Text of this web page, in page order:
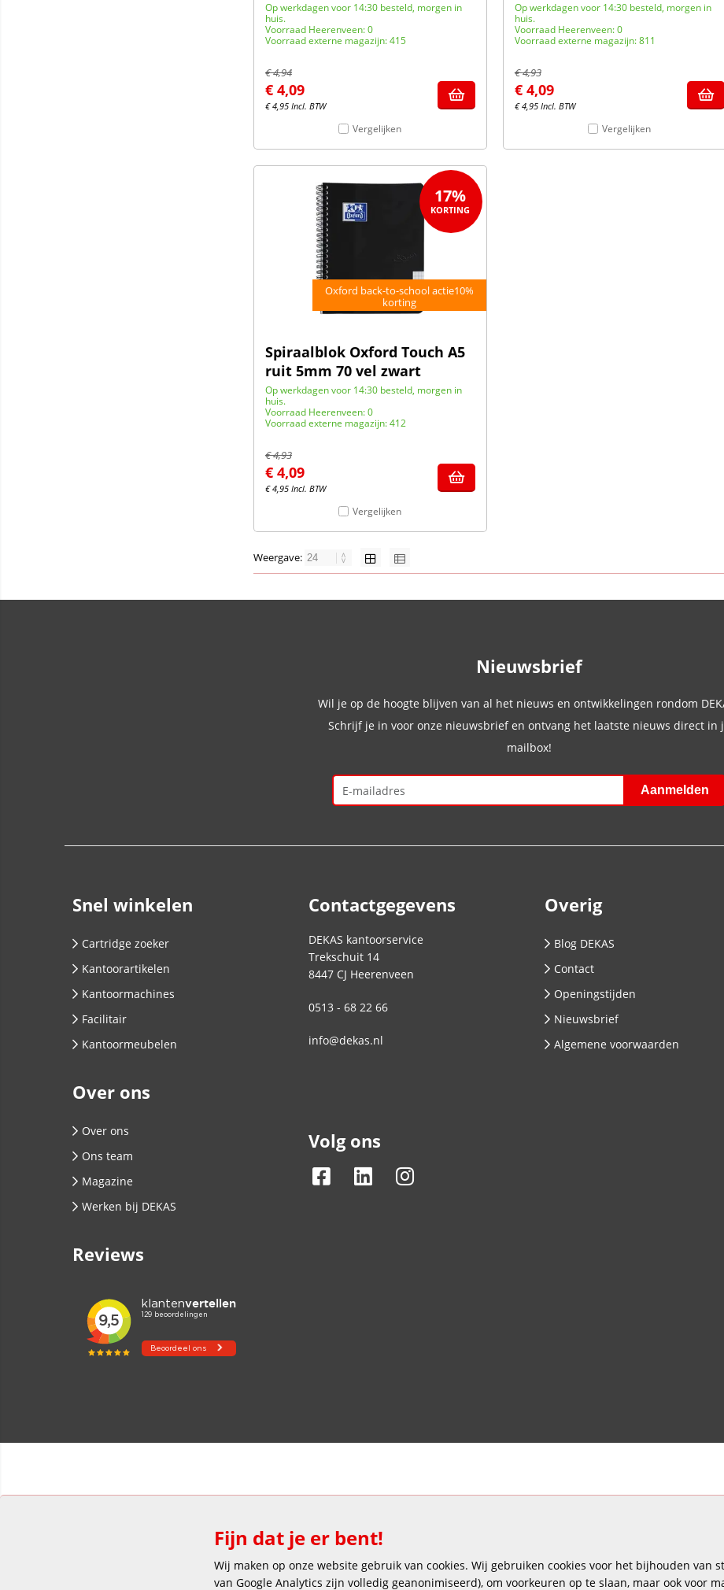
Op werkdagen voor 14:30 besteld, morgen in
huis.
Voorraad Heerenveen: 0
Voorraad externe magazijn: 415
€4,94
€ 4,09
€4,95 Incl. BTW
Vergelijken
Op werkdagen voor 14:30 besteld, morgen in
huis.
Voorraad Heerenveen: 0
Voorraad externe magazijn: 811
€4,93
€ 4,09
€4,95 Incl. BTW
Vergelijken
Oxford back-to-school actie10%
korting
Spiraalblok Oxford Touch A5
ruit 5mm 70 vel zwart
Op werkdagen voor 14:30 besteld, morgen in
huis.
Voorraad Heerenveen: 0
Voorraad externe magazijn: 412
€4,93
17%
€ 4,09
€4,95 Incl. BTW
Vergelijken
Weergave:
Nieuwsbrief
Wil je op de hoogte blijven van al het nieuws en ontwikkelingen rondom
Schrijf je in voor onze nieuwsbrief en ontvang het laatste nieuws direct in
mailbox!
Snel winkelen
Cartridge zoeker
Kantoorartikelen
Kantoormachines
Facilitair
Kantoormeubelen
Over ons
Over ons
Ons team
Magazine
Werken bij DEKAS
Reviews
Contactgegevens
DEKAS kantoorservice
Trekschuit 14
8447 CJ Heerenveen
0513 - 68 22 66
info@dekas.nl
Volg ons
Overig
Blog DEKAS
Contact
Openingstijden
Nieuwsbrief
Algemene voorwaarden
Veilig en gemakkelijk betalen
Fijn dat je er bent!
Wij maken op onze website gebruik van cookies. Wij gebruiken cookies voor het bijhouden van
van Google Analytics zijn volledig geanonimiseerd), om voorkeuren op te slaan, maar ook voor